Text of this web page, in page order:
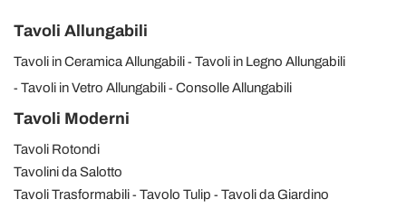
Tavoli Allungabili
Tavoli in Ceramica Allungabili
Tavoli in Legno Allungabili
Tavoli in Vetro Allungabili
Consolle Allungabili
Tavoli Moderni
Tavoli Rotondi
Tavolini da Salotto
Tavoli Trasformabili
Tavolo Tulip Tavoli da Giardino